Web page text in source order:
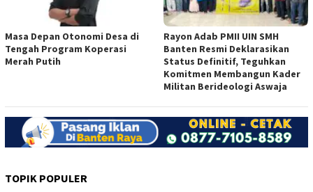
Masa Depan Otonomi Desa di
Tengah Program Koperasi
Merah Putih
Rayon Adab PMII UIN SMH
Banten Resmi Deklarasikan
Status Definitif, Teguhkan
Komitmen Membangun Kader
Militan Berideologi Aswaja
TOPIK POPULER